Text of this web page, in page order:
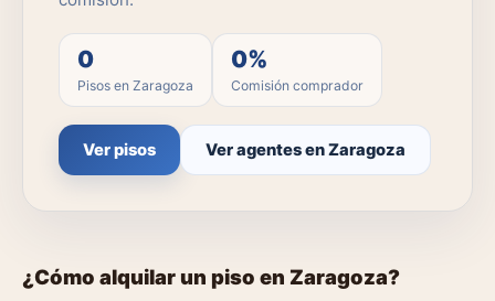
0
Pisos en Zaragoza
0%
Comisión comprador
Ver pisos Ver agentes en Zaragoza
¿Cómo alquilar un piso en Zaragoza?